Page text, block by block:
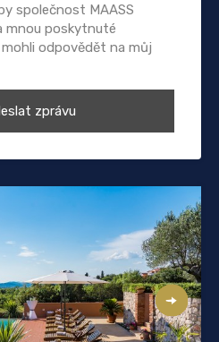
společnost MAASS
mnou poskytnuté
odpovědět na můj
zprávu